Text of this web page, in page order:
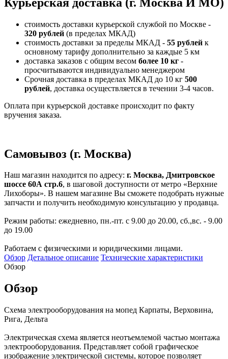
стоимость доставки курьерской службой по Москве -
320 рублей (в пределах МКАД)
стоимость доставки за пределы МКАД - 55 рублей к
основному тарифу дополнительно за каждые 5 км
доставка заказов с общим весом более 10 кг -
просчитываются индивидуально менеджером
Срочная доставка в пределах МКАД до 10 кг 500
рублей, доставка осуществляется в течении 3-4 часов.
Оплата при курьерской доставке происходит по факту
вручения заказа.
Самовывоз (г. Москва)
Наш магазин находится по адресу: г. Москва, Дмитровское
шоссе 60А стр.6, в шаговой доступности от метро «Верхние
Лихоборы». В нашем магазине Вы сможете подобрать нужные
запчасти и получить необходимую консультацию у продавца.
Режим работы: ежедневно, пн.-пт. с 9.00 до 20.00, сб.,вс. - 9.00
до 19.00
Работаем с физическими и юридическими лицами.
Обзор Детальное описание Технические характеристики
Обзор
Обзор
Схема электрооборудования на мопед Карпаты, Верховина,
Рига, Дельта
Электрическая схема является неотъемлемой частью монтажа
электрооборудования. Представляет собой графическое
изображение электрической системы, которое позволяет